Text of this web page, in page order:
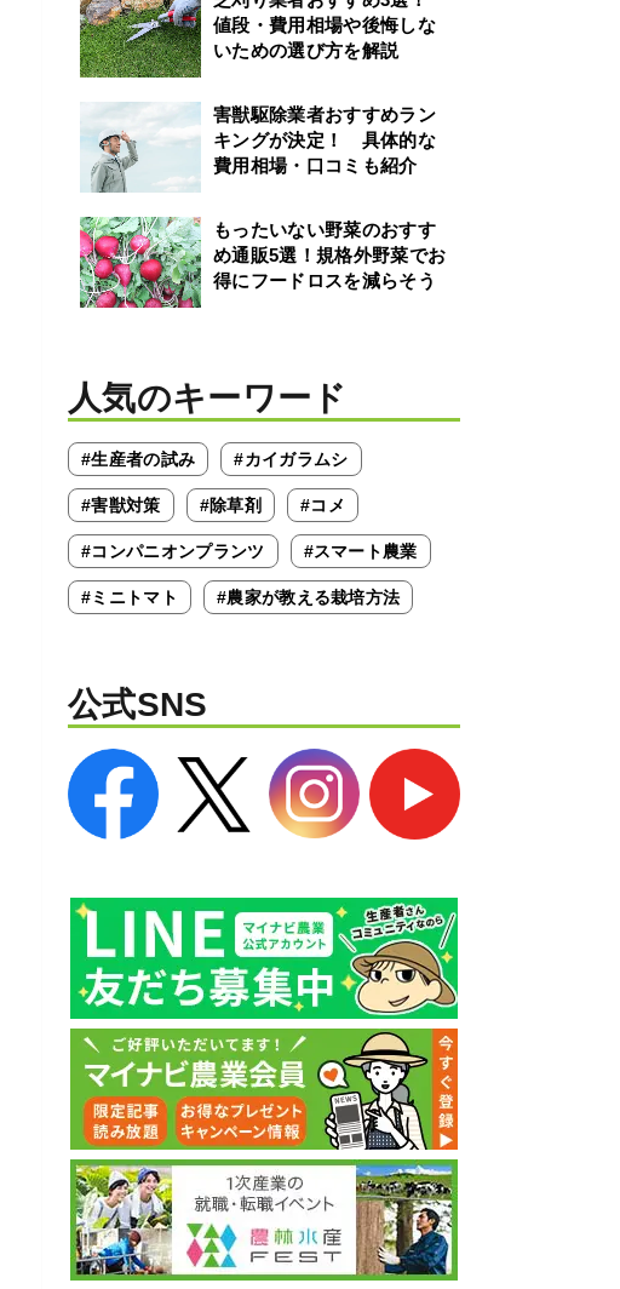
値段・費用相場や後悔しな
いための選び方を解説
害獣駆除業者おすすめラン
キングが決定！ 具体的な
費用相場・口コミも紹介
もったいない野菜のおすす
め通販5選！規格外野菜でお
得にフードロスを減らそう
人気のキーワード
#生産者の試み #カイガラムシ
#害獣対策 #除草剤 #コメ
#コンパニオンプランツ #スマート農業
#ミニトマト #農家が教える栽培方法
公式SNS